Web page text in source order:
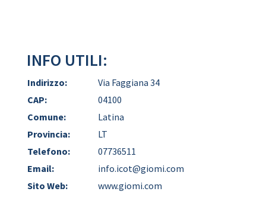
INFO UTILI:
Indirizzo:
Via Faggiana 34
CAP:
04100
Comune:
Latina
Provincia:
LT
Telefono:
07736511
Email:
info.icot@giomi.com
Sito Web:
www.giomi.com